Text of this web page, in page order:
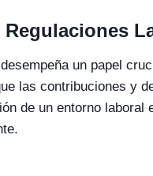
un papel
las contribuciones y
de un entorno laboral